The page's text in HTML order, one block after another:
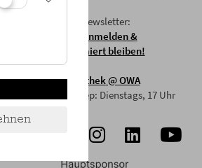
Zum Newsletter:
HIER anmelden &
informiert bleiben!
Mostothek@ OWA
Mai-Sep: Dienstags, 17 Uhr